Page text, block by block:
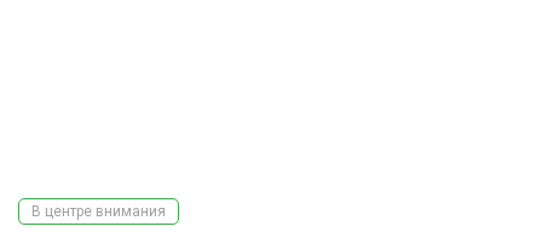
В центре внимания